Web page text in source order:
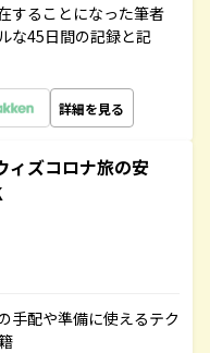
することになった筆者
な45日間の記録と記
詳細を見る
ィズコロナ旅の安
手配や準備に使えるテク